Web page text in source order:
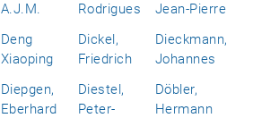
A.J.M.
Rodrigues
Jean-Pierre
Deng
Xiaoping
Dickel,
Friedrich
Dieckmann,
Johannes
Diepgen,
Eberhard
Diestel,
Peter-
Döbler,
Hermann